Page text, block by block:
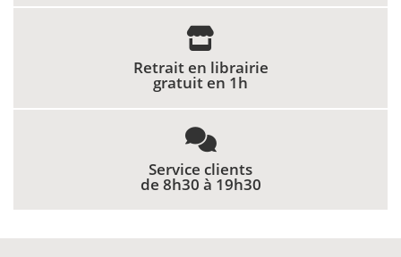
Retrait en librairie
gratuit en 1h
Service clients
de 8h30 à 19h30